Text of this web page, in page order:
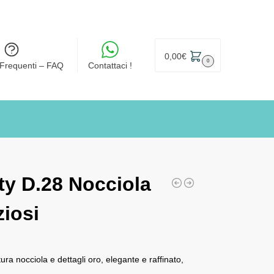
– FAQ Contattaci !
0,00€ 0
D.28 Nocciola
nocciola e dettagli oro, elegante e raffinato,